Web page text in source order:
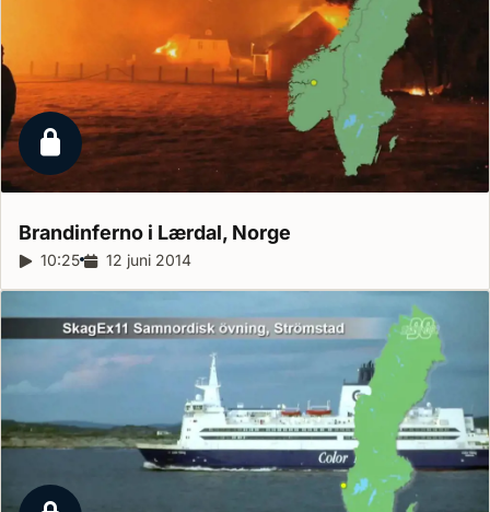
Låst reportage
Brandinferno i Lærdal, Norge
Reportagelängd:
10:25 Releasedatum:
12 juni 2014